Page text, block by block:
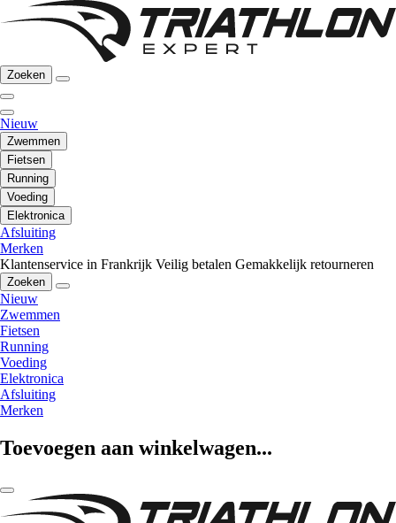
Zoeken
Nieuw
Zwemmen
Fietsen
Running
Voeding
Elektronica
Afsluiting
Merken
Klantenservice in Frankrijk Veilig betalen Gemakkelijk retourneren
Zoeken
Nieuw
Zwemmen
Fietsen
Running
Voeding
Elektronica
Afsluiting
Merken
Toevoegen aan winkelwagen...